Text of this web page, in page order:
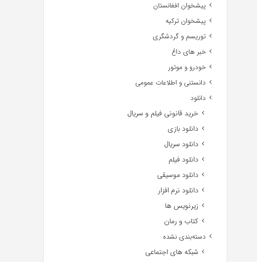
پیشخوان افغانستان
پیشخوان ترکیه
توریسم و گردشگری
خبر های داغ
خودرو و موتور
دانستنی و اطلاعات عمومی
دانلود
خرید قانونی فیلم و سریال
دانلود بازی
دانلود سریال
دانلود فیلم
دانلود موسیقی
دانلود نرم افزار
زیرنویس ها
کتاب و رمان
دسته‌بندی نشده
شبکه های اجتماعی